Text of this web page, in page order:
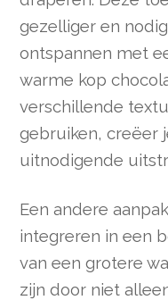
gezelliger en
ontspannen met
warme kop
verschillende
gebruiken, creëer
uitnodigende
Een andere
integreren in een
van een grotere
zijn door niet